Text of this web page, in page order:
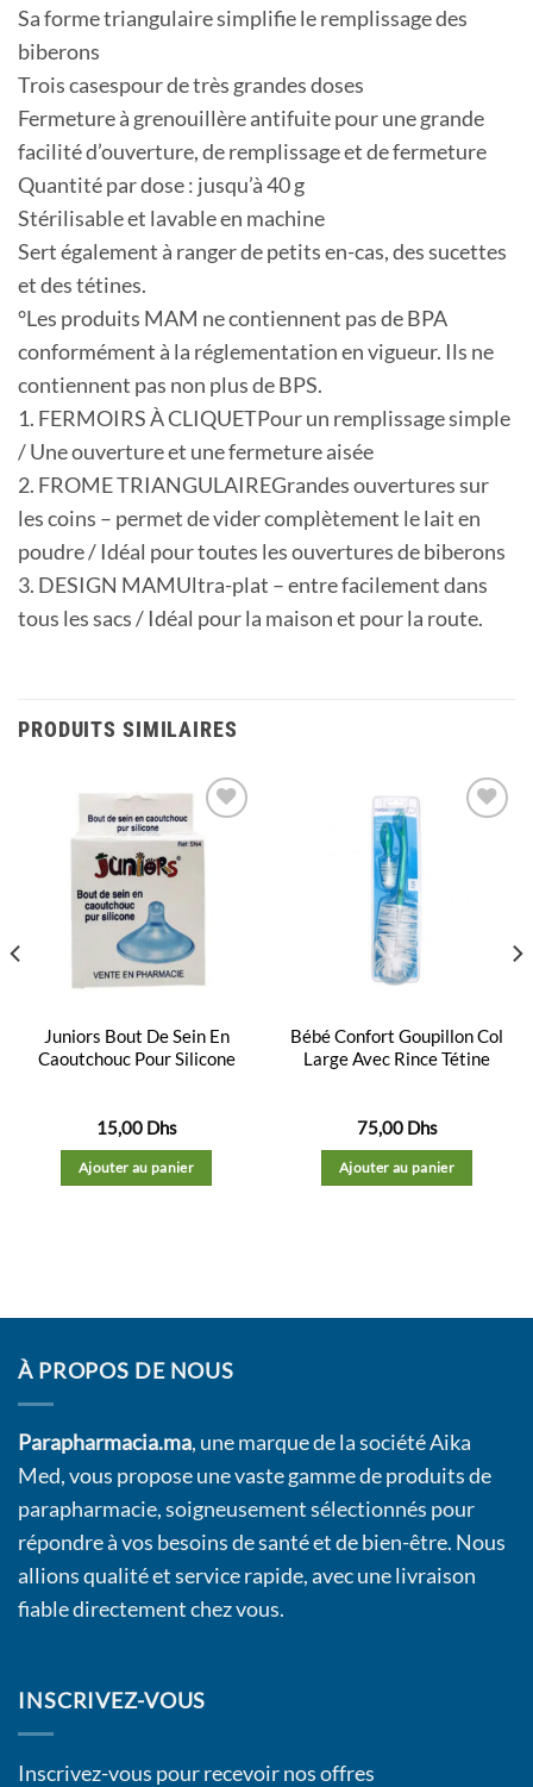
Sa forme triangulaire simplifie le remplissage des
biberons
Trois casespour de très grandes doses
Fermeture à grenouillère antifuite pour une grande
facilité d’ouverture, de remplissage et de fermeture
Quantité par dose : jusqu’à 40 g
Stérilisable et lavable en machine
Sert également à ranger de petits en-cas, des sucettes
et des tétines.
°Les produits MAM ne contiennent pas de BPA
conformément à la réglementation en vigueur. Ils ne
contiennent pas non plus de BPS.
1. FERMOIRS À CLIQUETPour un remplissage simple
/ Une ouverture et une fermeture aisée
2. FROME TRIANGULAIREGrandes ouvertures sur
les coins – permet de vider complètement le lait en
poudre / Idéal pour toutes les ouvertures de biberons
3. DESIGN MAMUltra-plat – entre facilement dans
tous les sacs / Idéal pour la maison et pour la route.
PRODUITS SIMILAIRES
d’envies
Juniors Bout De Sein En
Caoutchouc Pour Silicone
15,00 Dhs
Ajouter au panier
Bébé Confort Goupillon Col
Large Avec Rince Tétine
75,00 Dhs
Ajouter au panier
À PROPOS DE NOUS
Parapharmacia.ma, une marque de la société Aika
Med, vous propose une vaste gamme de produits de
parapharmacie, soigneusement sélectionnés pour
répondre à vos besoins de santé et de bien-être. Nous
allions qualité et service rapide, avec une livraison
fiable directement chez vous.
INSCRIVEZ-VOUS
Inscrivez-vous pour recevoir nos offres